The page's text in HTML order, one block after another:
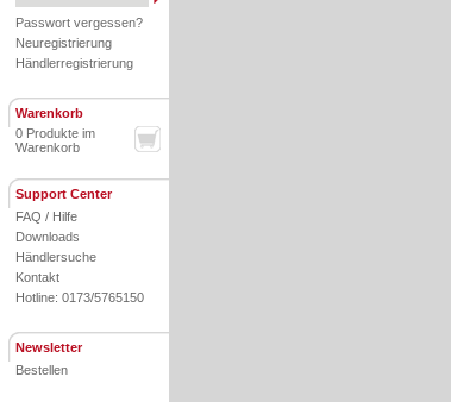
Passwort vergessen?
Neuregistrierung
Händlerregistrierung
Warenkorb
0 Produkte im
Warenkorb
Support Center
FAQ / Hilfe
Downloads
Händlersuche
Kontakt
Hotline: 0173/5765150
Newsletter
Bestellen